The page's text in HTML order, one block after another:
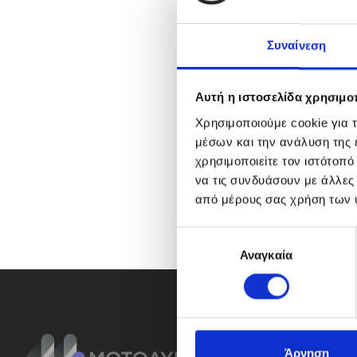
Συναίνεση
Αυτή η ιστοσελίδα
Χρησιμοποιούμε cookie για
μέσων και την ανάλυση της
χρησιμοποιείτε τον
να τις συνδυάσουν με
από μέρους σας χρήση των
ή
Αναγκαία
Άρνηση